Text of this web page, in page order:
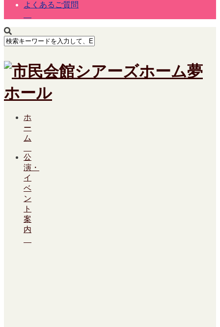
よくあるご質問
ホ
ー
ム
公
演・
イ
ベ
ン
ト
案
内